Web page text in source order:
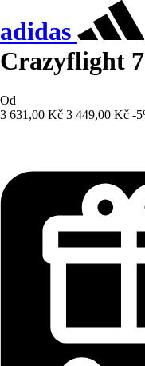
adidas
Crazyflight 7
Od
3 631,00 Kč 3 449,00 Kč -